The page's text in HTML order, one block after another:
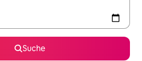
Suche